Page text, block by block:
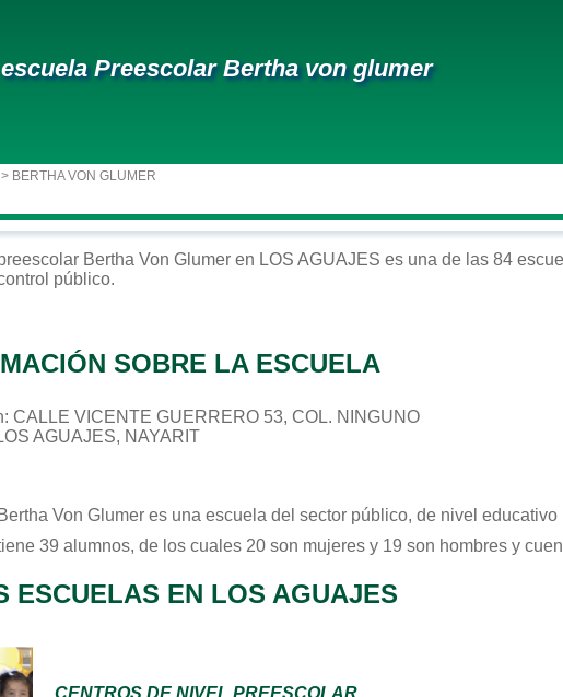
Preescolar Bertha von glumer
> BERTHA VON GLUMER
Bertha Von Glumer en LOS AGUAJES es una de las 84
público.
SOBRE LA ESCUELA
CALLE VICENTE GUERRERO 53, COL. NINGUNO
AGUAJES, NAYARIT
Bertha Von Glumer es una escuela del sector público, de nivel educativo
39 alumnos, de los cuales 20 son mujeres y 19 son hombres y
ESCUELAS EN LOS AGUAJES
CENTROS DE NIVEL PREESCOLAR